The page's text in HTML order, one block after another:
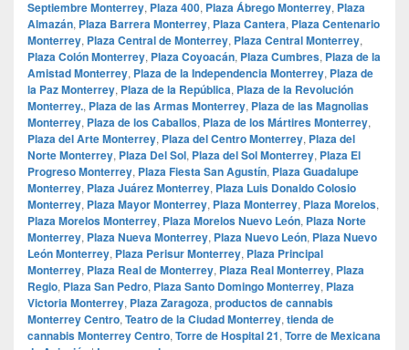
Septiembre Monterrey, Plaza 400, Plaza Ábrego Monterrey, Plaza
Almazán, Plaza Barrera Monterrey, Plaza Cantera, Plaza Centenario
Monterrey, Plaza Central de Monterrey, Plaza Central Monterrey,
Plaza Colón Monterrey, Plaza Coyoacán, Plaza Cumbres, Plaza de la
Amistad Monterrey, Plaza de la Independencia Monterrey, Plaza de
la Paz Monterrey, Plaza de la República, Plaza de la Revolución
Monterrey., Plaza de las Armas Monterrey, Plaza de las Magnolias
Monterrey, Plaza de los Caballos, Plaza de los Mártires Monterrey,
Plaza del Arte Monterrey, Plaza del Centro Monterrey, Plaza del
Norte Monterrey, Plaza Del Sol, Plaza del Sol Monterrey, Plaza El
Progreso Monterrey, Plaza Fiesta San Agustín, Plaza Guadalupe
Monterrey, Plaza Juárez Monterrey, Plaza Luis Donaldo Colosio
Monterrey, Plaza Mayor Monterrey, Plaza Monterrey, Plaza Morelos,
Plaza Morelos Monterrey, Plaza Morelos Nuevo León, Plaza Norte
Monterrey, Plaza Nueva Monterrey, Plaza Nuevo León, Plaza Nuevo
León Monterrey, Plaza Perisur Monterrey, Plaza Principal
Monterrey, Plaza Real de Monterrey, Plaza Real Monterrey, Plaza
Regio, Plaza San Pedro, Plaza Santo Domingo Monterrey, Plaza
Victoria Monterrey, Plaza Zaragoza, productos de cannabis
Monterrey Centro, Teatro de la Ciudad Monterrey, tienda de
cannabis Monterrey Centro, Torre de Hospital 21, Torre de Mexicana